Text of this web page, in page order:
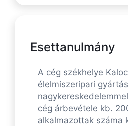
Esettanulmány
A cég székhelye
élelmiszeripari
cég árbevétele kb.
alkalmazottak száma